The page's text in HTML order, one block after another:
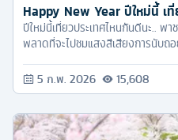
Happy New Year ปีใหม่นี้ เที่
ปีใหม่นี้เที่ยวประเทศไหนกันดีนะ.. พ
พลาดที่จะไปชมแสงสีเสียงการนับถ
5 ก.พ. 2026 15,608